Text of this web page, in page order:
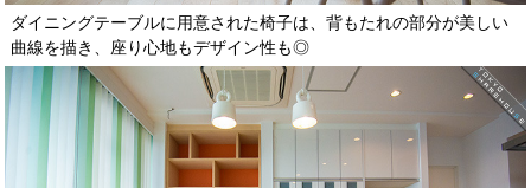
ダイニングテーブルに用意された椅子は、背もたれの部分が美しい
曲線を描き、座り心地もデザイン性も◎